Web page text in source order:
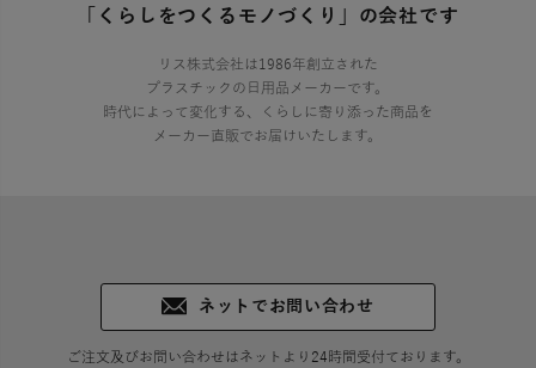
「くらしをつくるモノづくり」の会社です
リス株式会社は1986年創立された
プラスチックの日用品メーカーです。
時代によって変化する、くらしに寄り添った商品を
メーカー直販でお届けいたします。
ネットでお問い合わせ
ご注文及びお問い合わせはネットより24時間受付ております。